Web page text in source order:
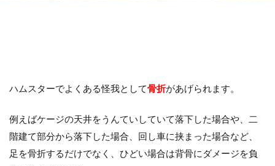
ハムスターでよくある怪我として骨折があげられます。
例えばケージの天井をうんていしていて落下した場合や、二
階建て部分から落下した場合、回し車に挟まった場合など、
足を骨折するだけでなく、ひどい場合は背骨にダメージを負